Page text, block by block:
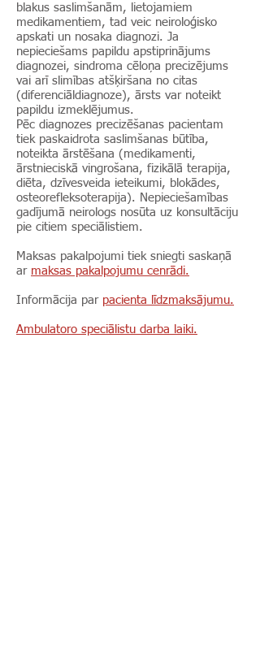
blakus saslimšanām, lietojamiem
medikamentiem, tad veic neiroloģisko
apskati un nosaka diagnozi. Ja
nepieciešams papildu apstiprinājums
diagnozei, sindroma cēloņa precizējums
vai arī slimības atšķiršana no citas
(diferenciāldiagnoze), ārsts var noteikt
papildu izmeklējumus.
Pēc diagnozes precizēšanas pacientam
tiek paskaidrota saslimšanas būtība,
noteikta ārstēšana (medikamenti,
ārstnieciskā vingrošana, fizikālā terapija,
diēta, dzīvesveida ieteikumi, blokādes,
osteorefleksoterapija). Nepieciešamības
gadījumā neirologs nosūta uz konsultāciju
pie citiem speciālistiem.
Maksas pakalpojumi tiek sniegti saskaņā
ar maksas pakalpojumu cenrādi.
Informācija par pacienta līdzmaksājumu.
Ambulatoro speciālistu darba laiki.